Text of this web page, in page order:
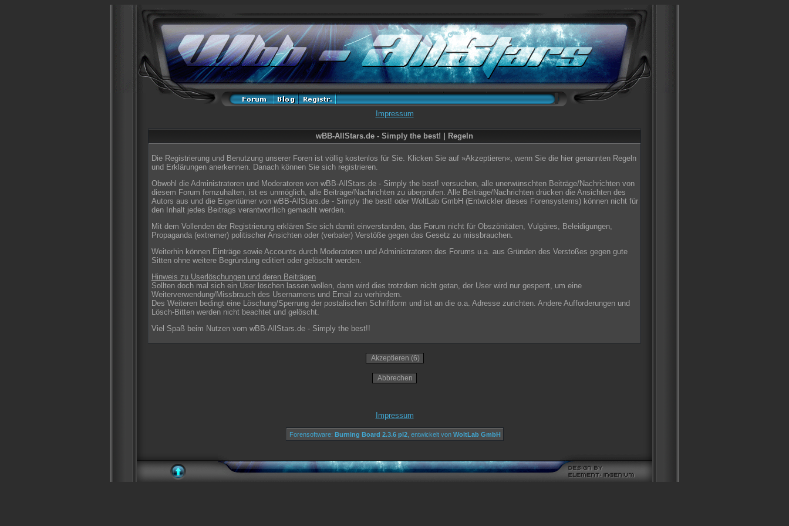
Impressum
wBB-AllStars.de - Simply the best! | Regeln
Die Registrierung und Benutzung unserer Foren ist völlig kostenlos für Sie. Klicken Sie auf »Akzeptieren«, wenn Sie die hier genannten Regeln
und Erklärungen anerkennen. Danach können Sie sich registrieren.
Obwohl die Administratoren und Moderatoren von wBB-AllStars.de - Simply the best! versuchen, alle unerwünschten Beiträge/Nachrichten von
diesem Forum fernzuhalten, ist es unmöglich, alle Beiträge/Nachrichten zu überprüfen. Alle Beiträge/Nachrichten drücken die Ansichten des
Autors aus und die Eigentümer von wBB-AllStars.de - Simply the best! oder WoltLab GmbH (Entwickler dieses Forensystems) können nicht für
den Inhalt jedes Beitrags verantwortlich gemacht werden.
Mit dem Vollenden der Registrierung erklären Sie sich damit einverstanden, das Forum nicht für Obszönitäten, Vulgäres, Beleidigungen,
Propaganda (extremer) politischer Ansichten oder (verbaler) Verstöße gegen das Gesetz zu missbrauchen.
Weiterhin können Einträge sowie Accounts durch Moderatoren und Administratoren des Forums u.a. aus Gründen des Verstoßes gegen gute
Sitten ohne weitere Begründung editiert oder gelöscht werden.
Hinweis zu Userlöschungen und deren Beiträgen
Sollten doch mal sich ein User löschen lassen wollen, dann wird dies trotzdem nicht getan, der User wird nur gesperrt, um eine
Weiterverwendung/Missbrauch des Usernamens und Email zu verhindern.
Des Weiteren bedingt eine Löschung/Sperrung der postalischen Schriftform und ist an die o.a. Adresse zurichten. Andere Aufforderungen und
Lösch-Bitten werden nicht beachtet und gelöscht.
Viel Spaß beim Nutzen vom wBB-AllStars.de - Simply the best!!
Impressum
Forensoftware: Burning Board 2.3.6 pl2, entwickelt von WoltLab GmbH